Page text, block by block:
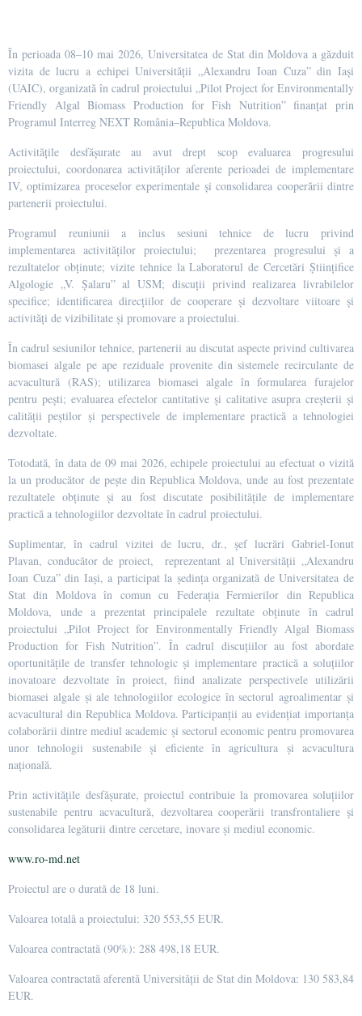
În perioada 08–10 mai 2026, Universitatea de Stat din Moldova a găzduit
vizita de lucru a echipei Universității „Alexandru Ioan Cuza” din Iași
(UAIC), organizată în cadrul proiectului „Pilot Project for Environmentally
Friendly Algal Biomass Production for Fish Nutrition” finanțat prin
Programul Interreg NEXT România–Republica Moldova.
Activitățile desfășurate au avut drept scop evaluarea progresului
proiectului, coordonarea activităților aferente perioadei de implementare
IV, optimizarea proceselor experimentale și consolidarea cooperării dintre
partenerii proiectului.
Programul reuniunii a inclus sesiuni tehnice de lucru privind
implementarea activităților proiectului;
prezentarea progresului și a
rezultatelor obținute; vizite tehnice la Laboratorul de Cercetări Științifice
Algologie „V. Șalaru” al USM; discuții privind realizarea livrabilelor
specifice; identificarea direcțiilor de cooperare și dezvoltare viitoare și
activități de vizibilitate și promovare a proiectului.
În cadrul sesiunilor tehnice, partenerii au discutat aspecte privind cultivarea
biomasei algale pe ape reziduale provenite din sistemele recirculante de
acvacultură (RAS); utilizarea biomasei algale în formularea furajelor
pentru pești; evaluarea efectelor cantitative și calitative asupra creșterii și
calității peștilor și perspectivele de implementare practică a tehnologiei
dezvoltate.
Totodată, în data de 09 mai 2026, echipele proiectului au efectuat o vizită
la un producător de pește din Republica Moldova, unde au fost prezentate
rezultatele obținute și au fost discutate posibilitățile de implementare
practică a tehnologiilor dezvoltate în cadrul proiectului.
Suplimentar, în cadrul vizitei de lucru, dr., șef lucrări Gabriel-Ionut
Plavan, conducător de proiect,
reprezentant al Universității „Alexandru
Ioan Cuza” din Iași, a participat la ședința organizată de Universitatea de
Stat din Moldova în comun cu Federația Fermierilor din Republica
Moldova, unde a prezentat principalele rezultate obținute în cadrul
proiectului „Pilot Project for Environmentally Friendly Algal Biomass
Production for Fish Nutrition”. În cadrul discuțiilor au fost abordate
oportunitățile de transfer tehnologic și implementare practică a soluțiilor
inovatoare dezvoltate în proiect, fiind analizate perspectivele utilizării
biomasei algale și ale tehnologiilor ecologice în sectorul agroalimentar și
acvacultural din Republica Moldova. Participanții au evidențiat importanța
colaborării dintre mediul academic și sectorul economic pentru promovarea
unor tehnologii sustenabile și eficiente în agricultura și acvacultura
națională.
Prin activitățile desfășurate, proiectul contribuie la promovarea soluțiilor
sustenabile pentru acvacultură, dezvoltarea cooperării transfrontaliere și
consolidarea legăturii dintre cercetare, inovare și mediul economic.
www.ro-md.net
Proiectul are o durată de 18 luni.
Valoarea totală a proiectului: 320 553,55 EUR.
Valoarea contractată (90%): 288 498,18 EUR.
Valoarea contractată aferentă Universității de Stat din Moldova: 130 583,84
EUR.